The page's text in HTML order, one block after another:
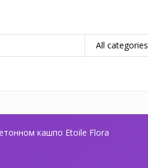
All categories
кашпо Etoile Flora